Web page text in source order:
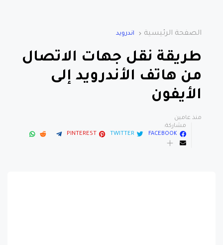
الصفحة الرئيسية اندرويد
طريقة نقل جهات الاتصال
من هاتف الأندرويد إلى
الأيفون
منذ عامين
مشاركة:
FACEBOOK
TWITTER
PINTEREST